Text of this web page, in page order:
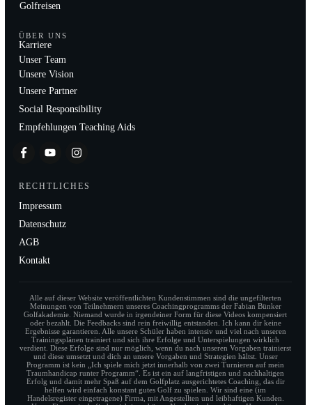
Golfreisen
ÜBER UNS
Karriere
Unser Team
Unsere Vision
Unsere Partner
Social Responsibility
Empfehlungen Teaching Aids
RECHTLICHES
Impressum
Datenschutz
AGB
Kontakt
Alle auf dieser Website veröffentlichten Kundenstimmen sind die ungefilterten
Meinungen von Teilnehmern unseres Coachingprogramms der Fabian Bünker
Golfakademie. Niemand wurde in irgendeiner Form für diese Videos kompensiert
oder bezahlt. Die Feedbacks sind rein freiwillig entstanden. Ich kann dir keine
Ergebnisse garantieren. Alle unsere Schüler haben intensiv und viel nach unseren
Trainingsplänen trainiert und sich ihre Erfolge und Unterspielungen wirklich
verdient. Diese Erfolge sind nur möglich, wenn du nach unseren Vorgaben trainierst
und diese umsetzt und dich an unsere Vorgaben und Strategien hältst. Unser
Programm ist kein „Ich spiele mich jetzt innerhalb von zwei Turnieren auf mein
Traumhandicap runter Programm“. Es ist ein auf langfristigen und nachhaltigen
Erfolg und damit mehr Spaß auf dem Golfplatz ausgerichtetes Coaching, das dir
helfen wird einfach konstant gutes Golf zu spielen. Wir sind eine (im
Handelsregister eingetragene) Firma, mit Angestellten und leibhaftigen Kunden.